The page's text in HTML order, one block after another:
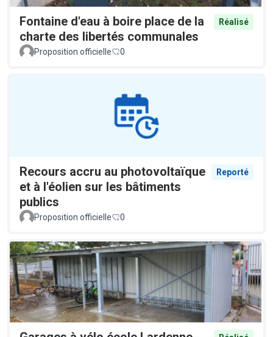
Fontaine d'eau à boire place de la
charte des libertés communales
Réalisé
Proposition officielle 0
Recours accru au photovoltaïque
et à l'éolien sur les bâtiments
publics
Reporté
Proposition officielle 0